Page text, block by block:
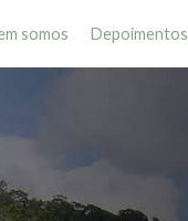
somos Depoimentos